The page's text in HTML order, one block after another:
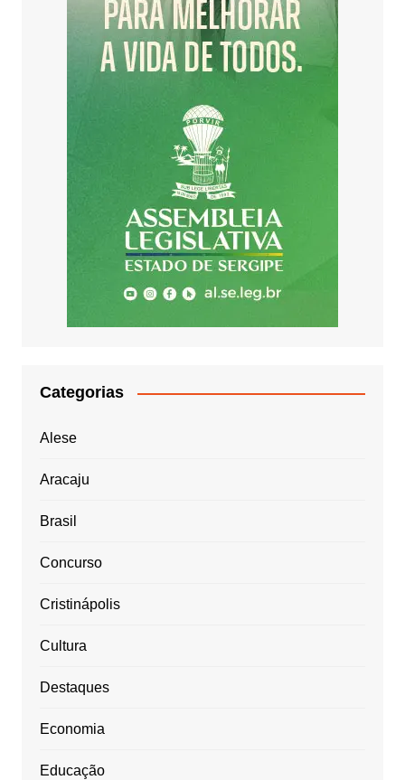
Categorias
Alese
Aracaju
Brasil
Concurso
Cristinápolis
Cultura
Destaques
Economia
Educação